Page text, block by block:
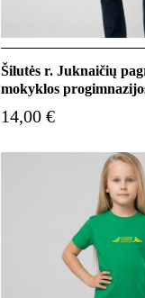
Šilutės r. Juknaičių
mokyklos
14,00 €